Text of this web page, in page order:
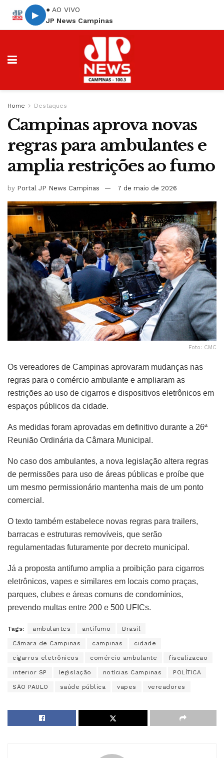
▶
● AO VIVO
JP News Campinas
Home Destaques
Campinas aprova novas
regras para ambulantes e
amplia restrições ao fumo
by Portal JP News Campinas 7 de maio de 2026
Foto: CMC
Os vereadores de Campinas aprovaram mudanças nas
regras para o comércio ambulante e ampliaram as
restrições ao uso de cigarros e dispositivos eletrônicos em
espaços públicos da cidade.
As medidas foram aprovadas em definitivo durante a 26ª
Reunião Ordinária da Câmara Municipal.
No caso dos ambulantes, a nova legislação altera regras
de permissões para uso de áreas públicas e proíbe que
um mesmo permissionário mantenha mais de um ponto
comercial.
O texto também estabelece novas regras para trailers,
barracas e estruturas removíveis, que serão
regulamentadas futuramente por decreto municipal.
Já a proposta antifumo amplia a proibição para cigarros
eletrônicos, vapes e similares em locais como praças,
parques, clubes e áreas comuns de condomínios,
prevendo multas entre 200 e 500 UFICs.
Tags: ambulantes antifumo Brasil
Câmara de Campinas campinas cidade
cigarros eletrônicos comércio ambulante fiscalizacao
interior SP legislação notícias Campinas POLÍTICA
SÃO PAULO saúde pública vapes vereadores